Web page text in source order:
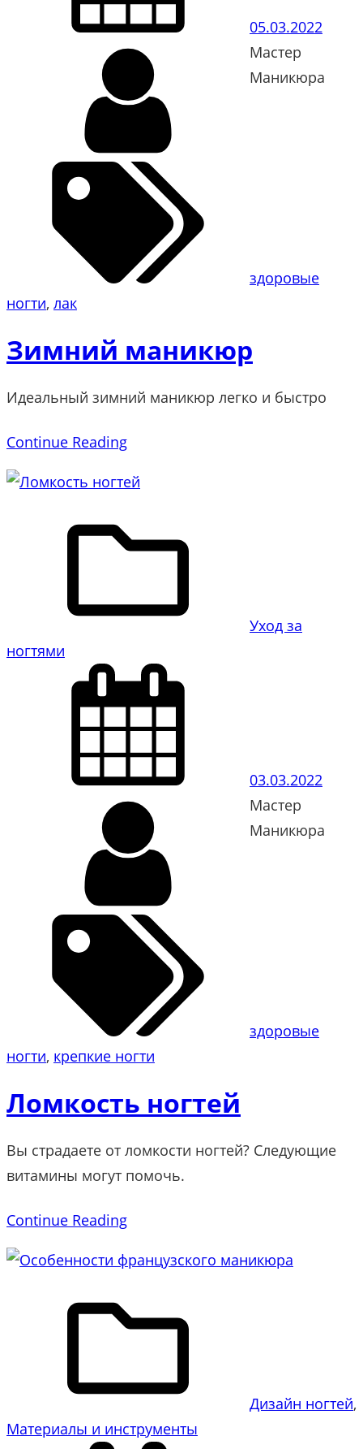
05.03.2022
Мастер
Маникюра
здоровые
ногти, лак
Зимний маникюр
Идеальный зимний маникюр легко и быстро
Continue Reading
Уход за
ногтями
03.03.2022
Мастер
Маникюра
здоровые
ногти, крепкие ногти
Ломкость ногтей
Вы страдаете от ломкости ногтей? Следующие
витамины могут помочь.
Continue Reading
Дизайн ногтей
Материалы и инструменты